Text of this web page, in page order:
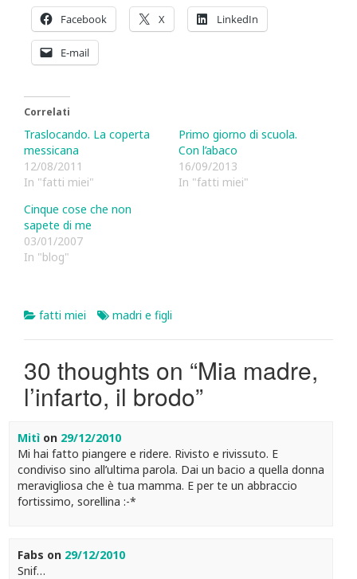
Facebook
X LinkedIn
E-mail
Correlati
Traslocando. La coperta
messicana
12/08/2011
In "fatti miei"
Primo giorno di scuola.
Con l’abaco
16/09/2013
In "fatti miei"
Cinque cose che non
sapete di me
03/01/2007
In "blog"
fatti miei madri e figli
30 thoughts on “Mia madre,
l’infarto, il brodo”
Mitìon 29/12/2010
Mi hai fatto piangere e ridere. Rivisto e rivissuto. E
condiviso sino all’ultima parola. Dai un bacio a quella donna
meravigliosa che è tua mamma. E per te un abbraccio
fortissimo, sorellina :-*
Fabs on 29/12/2010
Snif…